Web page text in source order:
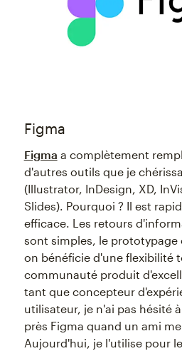
Figma
Figma a complètement
d'autres outils que je
(Illustrator, InDesign, XD,
Slides). Pourquoi ? Il est
efficace. Les retours
sont simples, le prototypage
on bénéficie d'une flexibilité
communauté produit
tant que concepteur
utilisateur, je n'ai pas hésité
près Figma quand un ami
Aujourd'hui, je l'utilise pour